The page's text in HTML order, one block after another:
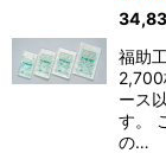
福助
2,700
ース
す。
の…